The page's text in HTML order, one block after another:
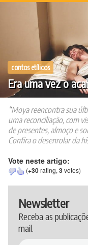
Ir
contos etílicos
Era uma vez o
Moya reencontra sua
uma reconciliação, com
de presentes, almoço e
Confira o desenrolar da
Vote neste artigo:
(+30rating, 3votes)
Newsletter
Receba as
mail.